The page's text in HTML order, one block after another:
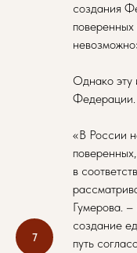
создания
поверенных
Однако эту
Федерации.
«В России
в
Гумерова.
создание
путь